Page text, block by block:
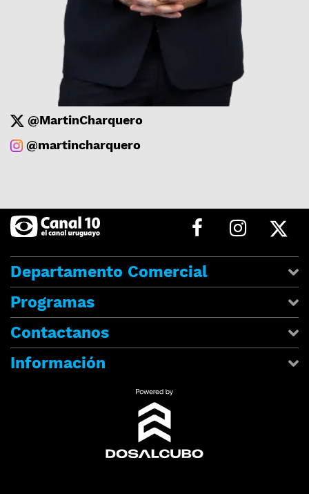
@MartinCharquero
@martincharquero
Departamento Comercial
Programas
Contactanos
Información